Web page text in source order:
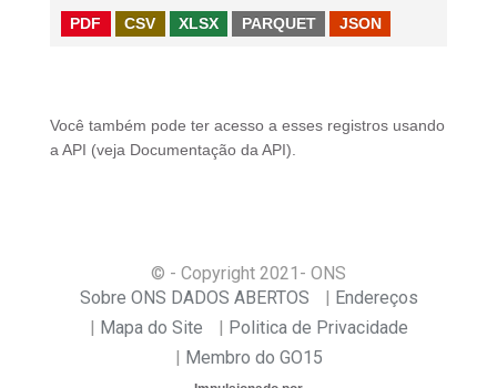
PDF CSV XLSX PARQUET JSON
Você também pode ter acesso a esses registros usando
a API (veja Documentação da API ).
© - Copyright 2021 - ONS
Sobre ONS DADOS ABERTOS
Endereços
Mapa do Site
Politica de Privacidade
Membro do GO15